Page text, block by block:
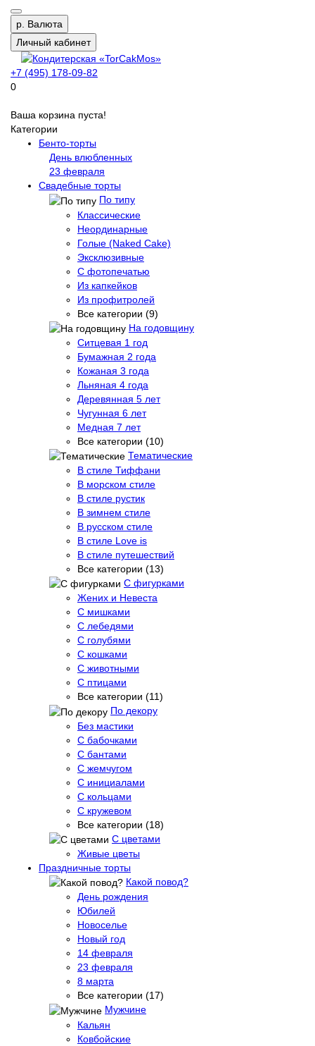
р. Валюта
Личный кабинет
+7 (495) 178-09-82
0
Ваша корзина пуста!
Категории
Бенто-торты
День влюбленных
23 февраля
Свадебные торты
По типу
Классические
Неординарные
Голые (Naked Cake)
Эксклюзивные
С фотопечатью
Из капкейков
Из профитролей
Все категории (9)
На годовщину
Ситцевая 1 год
Бумажная 2 года
Кожаная 3 года
Льняная 4 года
Деревянная 5 лет
Чугунная 6 лет
Медная 7 лет
Все категории (10)
Тематические
В стиле Тиффани
В морском стиле
В стиле рустик
В зимнем стиле
В русском стиле
В стиле Love is
В стиле путешествий
Все категории (13)
С фигурками
Жених и Невеста
С мишками
С лебедями
С голубями
С кошками
С животными
С птицами
Все категории (11)
По декору
Без мастики
С бабочками
С бантами
С жемчугом
С инициалами
С кольцами
С кружевом
Все категории (18)
С цветами
Живые цветы
Праздничные торты
Какой повод?
День рождения
Юбилей
Новоселье
Новый год
14 февраля
23 февраля
8 марта
Все категории (17)
Мужчине
Кальян
Ковбойские